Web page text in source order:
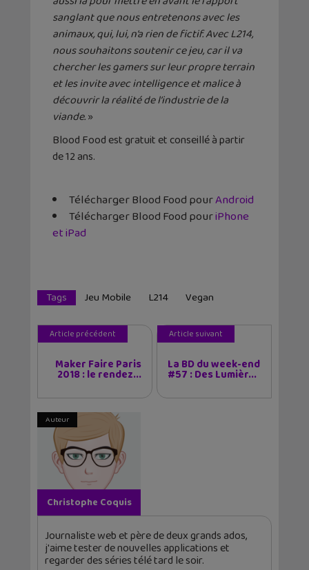
sanglant que nous entretenons avec les
animaux, qui, lui, n’a rien de fictif. Avec L214,
nous souhaitons soutenir ce jeu, car il va
chercher les gamers sur leur propre terrain
et les invite avec intelligence et malice à
découvrir la réalité de l’industrie de la
viande.»
Blood Food est gratuit et conseillé à partir
de 12 ans.
Télécharger Blood Food pourAndroid
Télécharger Blood Food pouriPhone
et iPad
Tags Jeu Mobile L214 Vegan
Article précédent
Maker Faire Paris
2018 : le rendez...
Article suivant
La BD du week-end
#57 : Des Lumièr...
Auteur
Christophe Coquis
Journaliste web et père de deux grands ados,
j'aime tester de nouvelles applications et
regarder des séries télé tard le soir.